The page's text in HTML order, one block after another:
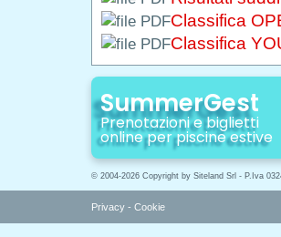
Classifica
Classifica
SummerGest
Prenotazioni e biglietti
online per piscine estive
© 2004-2026 Copyright by Siteland Srl - P.Iva
Privacy - Cookie